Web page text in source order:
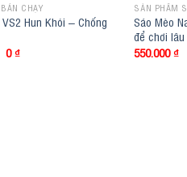
CHẠY
Hun Khói – Chống
Original
price
0₫Current
SẢN PHẨM
Sáo Mèo
để chơi lâu
550.000₫